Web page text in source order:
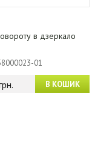
в дзеркало
01
В КОШИК